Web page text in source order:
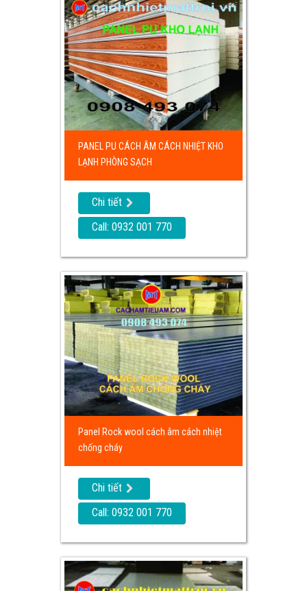
PANEL PU CÁCH ÂM CÁCH NHIỆT KHO
LẠNH PHÒNG SẠCH
Chi tiết
Call: 0932 001 770
Panel Rock wool cách âm cách nhiệt
chống cháy
Chi tiết
Call: 0932 001 770